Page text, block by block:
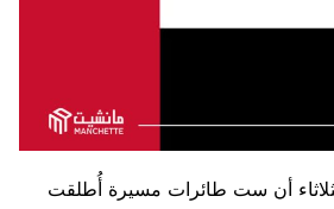
أن ست طائرات مسيرة أُطلقت